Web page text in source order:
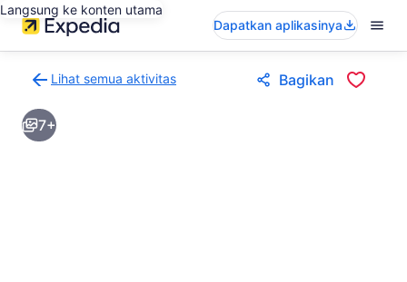
Langsung ke konten utama
Dapatkan aplikasinya
Lihat semua aktivitas
ke
halaman
hasil
Bagikan
7+